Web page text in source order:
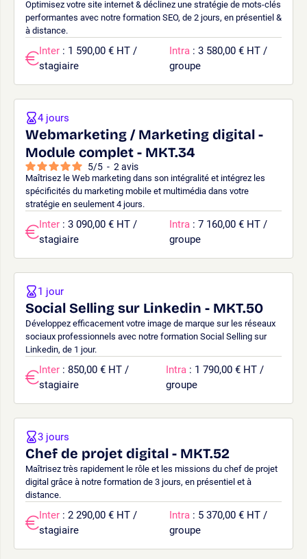
Optimisez votre site internet & déclinez une stratégie de mots-clés
performantes avec notre formation SEO, de 2 jours, en présentiel &
à distance.
Inter : 1 590,00 € HT /
stagiaire
Intra : 3 580,00 € HT /
groupe
Webmarketing / Marketing digital -
Module complet - MKT.34
5/5 - 2 avis
Maîtrisez le Web marketing dans son intégralité et intégrez les
spécificités du marketing mobile et multimédia dans votre
stratégie en seulement 4 jours.
4 jours
Inter : 3 090,00 € HT /
stagiaire
Intra : 7 160,00 € HT /
groupe
Social Selling sur Linkedin - MKT.50
Développez efficacement votre image de marque sur les réseaux
sociaux professionnels avec notre formation Social Selling sur
Linkedin, de 1 jour.
1 jour
Inter : 850,00 € HT /
stagiaire
Intra : 1 790,00 € HT /
groupe
Chef de projet digital - MKT.52
Maîtrisez très rapidement le rôle et les missions du chef de projet
digital grâce à notre formation de 3 jours, en présentiel et à
distance.
3 jours
Inter : 2 290,00 € HT /
stagiaire
Intra : 5 370,00 € HT /
groupe